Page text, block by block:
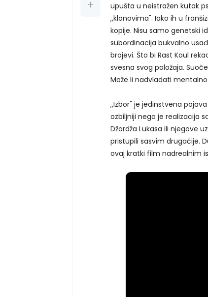
upušta u neistražen kutak
,,klonovima". Iako ih u
kopije. Nisu samo genetski
subordinacija bukvalno
brojevi. Što bi Rast Koul
svesna svog položaja.
Može li nadvladati
,,Izbor" je jedinstvena
ozbiljniji nego je realizacija
Džordža Lukasa ili njegove
pristupili sasvim drugačije.
ovaj kratki film nadrealnim